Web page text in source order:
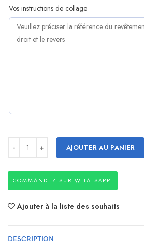
Vos instructions de collage
AJOUTER AU PANIER
COMMANDEZ SUR WHATSAPP
Ajouter à la liste des souhaits
DESCRIPTION